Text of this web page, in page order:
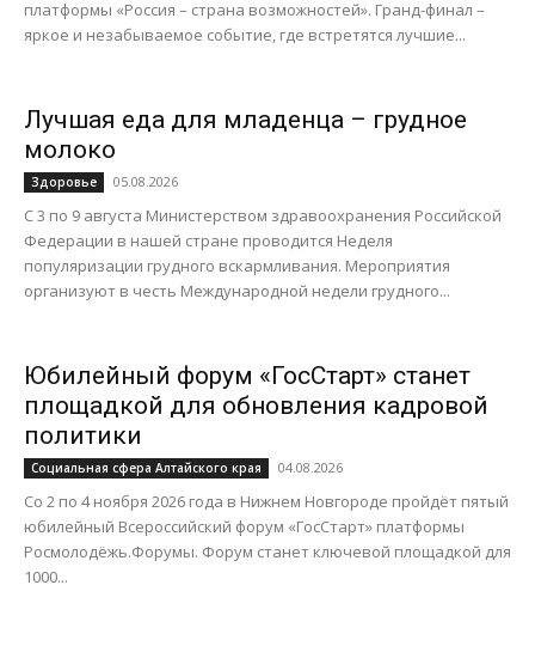
платформы «Россия – страна возможностей». Гранд-финал –
яркое и незабываемое событие, где встретятся лучшие...
Лучшая еда для младенца – грудное
молоко
Здоровье 05.08.2026
С 3 по 9 августа Министерством здравоохранения Российской
Федерации в нашей стране проводится Неделя
популяризации грудного вскармливания. Мероприятия
организуют в честь Международной недели грудного...
Юбилейный форум «ГосСтарт» станет
площадкой для обновления кадровой
политики
Социальная сфера Алтайского края 04.08.2026
Со 2 по 4 ноября 2026 года в Нижнем Новгороде пройдёт пятый
юбилейный Всероссийский форум «ГосСтарт» платформы
Росмолодёжь.Форумы. Форум станет ключевой площадкой для
1000...